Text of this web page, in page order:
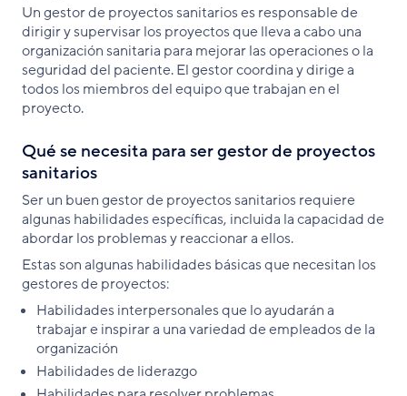
Un gestor de proyectos sanitarios es responsable de
dirigir y supervisar los proyectos que lleva a cabo una
organización sanitaria para mejorar las operaciones o la
seguridad del paciente. El gestor coordina y dirige a
todos los miembros del equipo que trabajan en el
proyecto.
Qué se necesita para ser gestor de proyectos
sanitarios
Ser un buen gestor de proyectos sanitarios requiere
algunas habilidades específicas, incluida la capacidad de
abordar los problemas y reaccionar a ellos.
Estas son algunas habilidades básicas que necesitan los
gestores de proyectos:
Habilidades interpersonales que lo ayudarán a
trabajar e inspirar a una variedad de empleados de la
organización
Habilidades de liderazgo